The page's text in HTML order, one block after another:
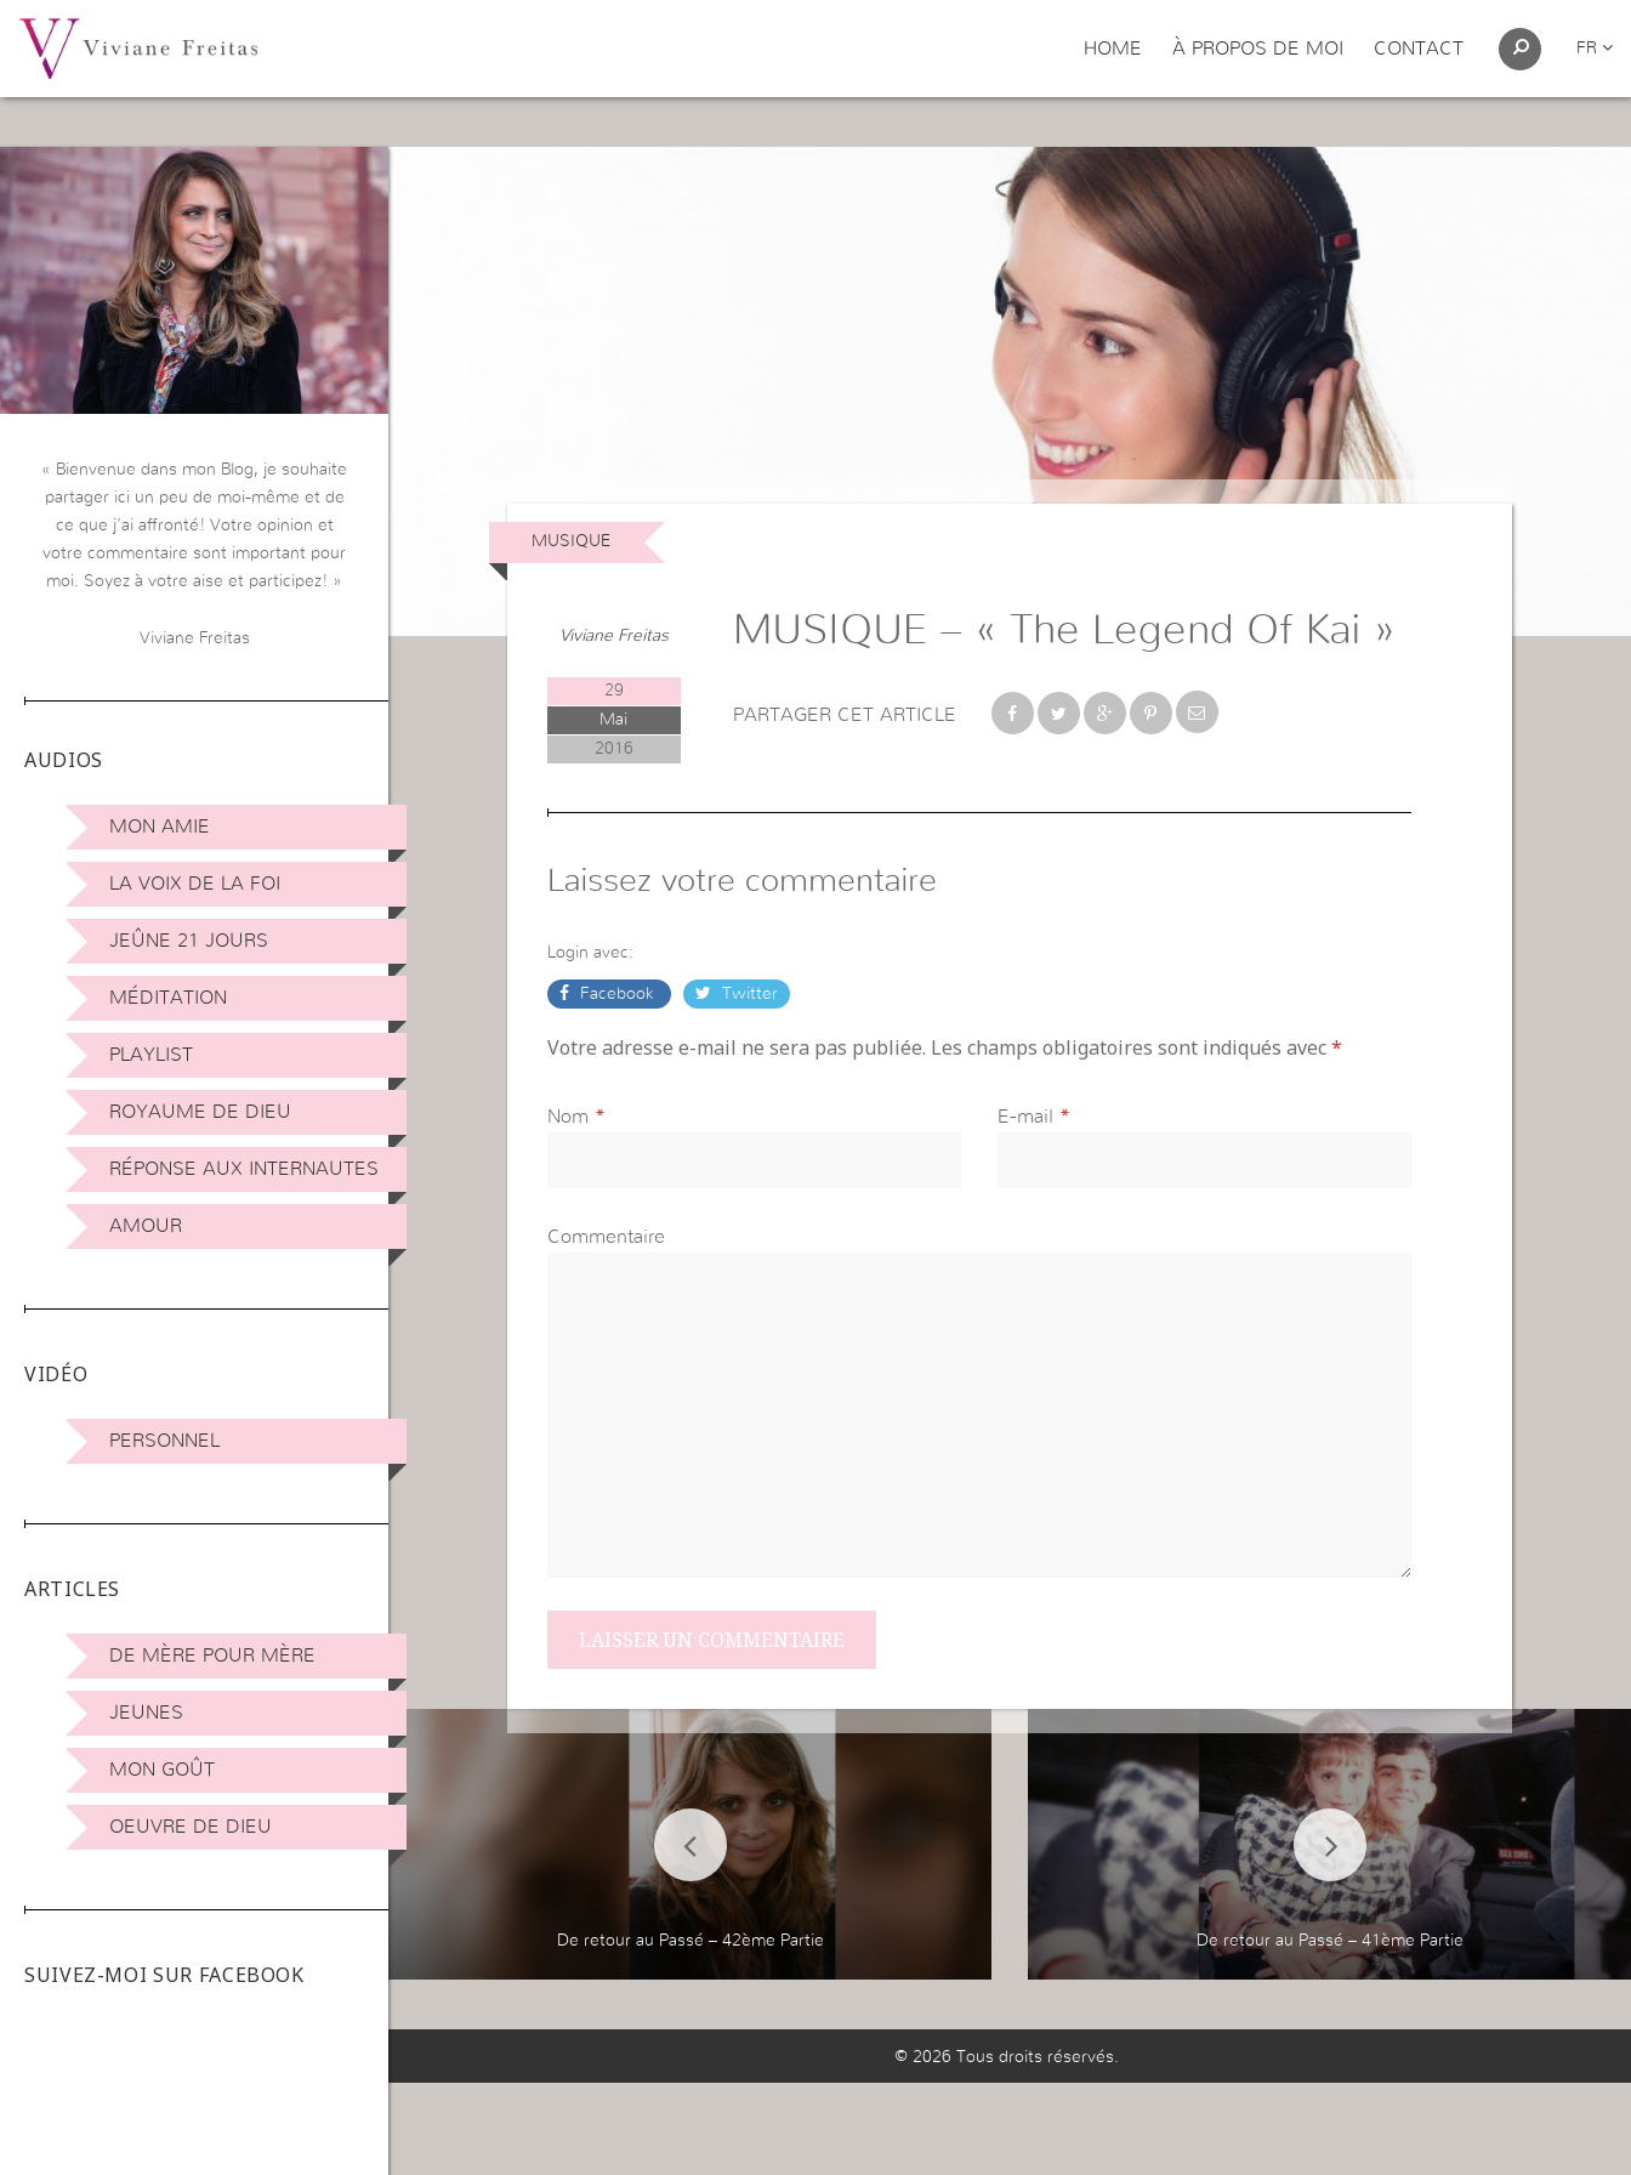
HOME À PROPOS DE MOI CONTACT FR
« Bienvenue dans mon Blog, je souhaite
partager ici un peu de moi-même et de
ce que j’ai affronté! Votre opinion et
votre commentaire sont important pour
moi. Soyez à votre aise et participez! »
Viviane Freitas
AUDIOS
MON AMIE
LA VOIX DE LA FOI
JEÛNE 21 JOURS
MÉDITATION
PLAYLIST
ROYAUME DE DIEU
RÉPONSE AUX INTERNAUTES
AMOUR
VIDÉO
PERSONNEL
ARTICLES
DE MÈRE POUR MÈRE
JEUNES
MON GOÛT
OEUVRE DE DIEU
SUIVEZ-MOI SUR FACEBOOK
MUSIQUE
Viviane Freitas
29
Mai
2016
MUSIQUE – « The Legend Of Kai »
PARTAGER CET ARTICLE
Laissez votre commentaire
Login avec:
Facebook Twitter
Votre adresse e-mail ne sera pas publiée. Les champs obligatoires sont indiqués avec*
Nom * E-mail *
Commentaire
De retour au Passé – 42ème Partie De retour au Passé – 41ème Partie
© 2026 Tous droits réservés.